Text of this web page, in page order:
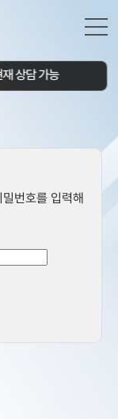
상담 가능
번호를 입력해